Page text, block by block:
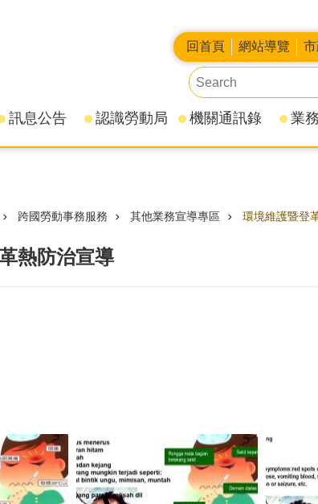
回首頁 網站導覽
訊息公告 認識勞動局 機關通訊錄 業
跨國勞動事務服務 其他業務宣導專區 環境維護暨登
熱防治宣導